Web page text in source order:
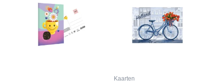
Kaarten